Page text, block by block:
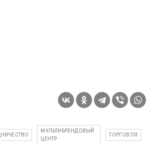
МУЛЬТИБРЕНДОВЫЙ
ЦЕНТР
ТОРГОВЛЯ